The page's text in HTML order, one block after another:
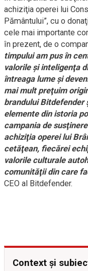
achiziţia operei lui
Pământului”, cu o
cele mai importante
în prezent, de o
timpului am pus în
valorile şi inteligenţa
întreaga lume şi
mai mult preţuim
brandului Bitdefender
elemente din istoria
campania de
achiziţia operei lui
cetăţean, fiecărei
valorile culturale
comunităţii din care
CEO al Bitdefender.
Context și